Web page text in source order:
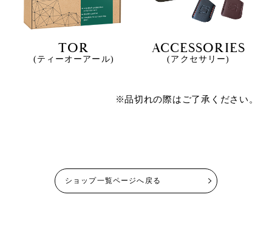
TOR
(ティーオーアール)
ACCESSORIES
(アクセサリー)
※品切れの際はご了承ください。
ショップ一覧ページへ戻る